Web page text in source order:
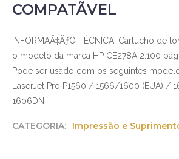
COMPATÃVEL
INFORMAÃ‡ÃƒO TÉCNICA. Cartucho de
o modelo da marca HP CE278A 2.100
Pode ser usado com os seguintes
LaserJet Pro P1560 / 1566/1600 (EUA) /
1606DN
CATEGORIA: Impressão e